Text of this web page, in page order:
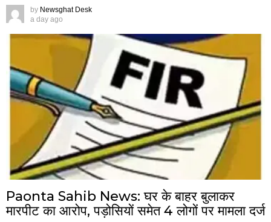
by Newsghat Desk
a day ago
Paonta Sahib News: घर के बाहर बुलाकर
मारपीट का आरोप, पड़ोसियों समेत 4 लोगों पर मामला दर्ज